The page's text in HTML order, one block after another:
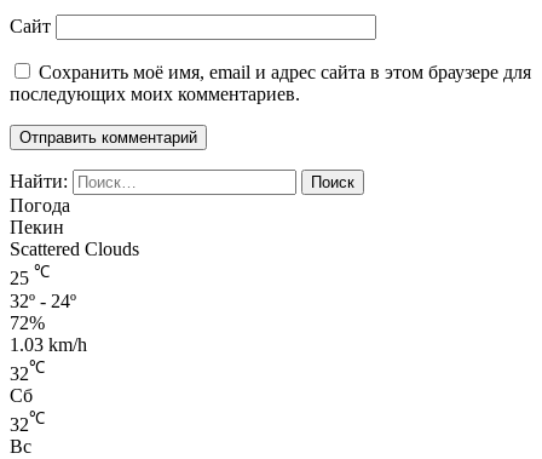
Сайт
Сохранить моё имя, email и адрес сайта в этом браузере для
последующих моих комментариев.
Найти:
Погода
Пекин
Scattered Clouds
25 ℃
32º - 24º
72%
1.03 km/h
32℃
Сб
32℃
Вс